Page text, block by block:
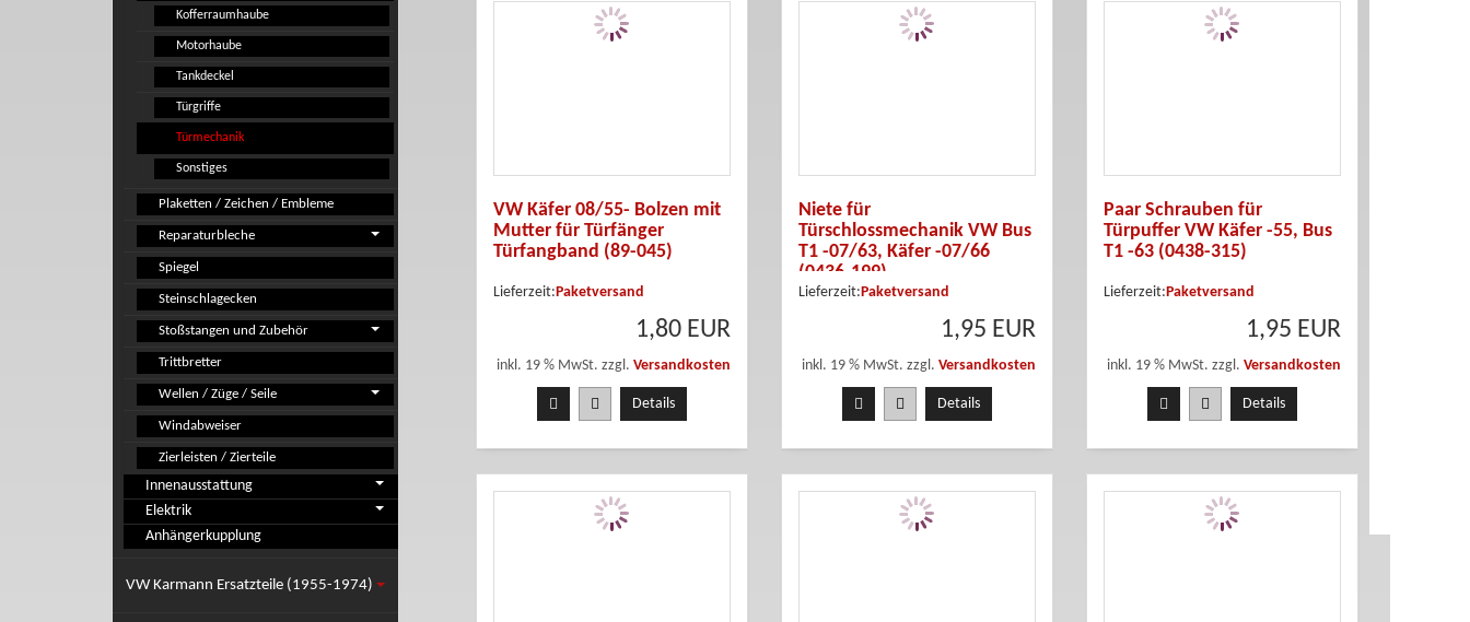
Kofferraumhaube
Motorhaube
Tankdeckel
Türgriffe
Türmechanik
Sonstiges
Plaketten / Zeichen / Embleme
Reparaturbleche
Spiegel
Steinschlagecken
Stoßstangen und Zubehör
Trittbretter
Wellen / Züge / Seile
Windabweiser
Zierleisten / Zierteile
Innenausstattung
Elektrik
Anhängerkupplung
VW Karmann Ersatzteile (1955-1974)
VW Käfer 08/55- Bolzen mit
Mutter für Türfänger
Türfangband (89-045)
Lieferzeit: Paketversand
1,80 EUR
inkl. 19 % MwSt. zzgl. Versandkosten
Details
Niete für
Türschlossmechanik VW Bus
T1 -07/63, Käfer -07/66
(0436-199)
Lieferzeit: Paketversand
1,95 EUR
inkl. 19 % MwSt. zzgl. Versandkosten
Details
Paar Schrauben für
Türpuffer VW Käfer -55, Bus
T1 -63 (0438-315)
Lieferzeit: Paketversand
1,95 EUR
inkl. 19 % MwSt. zzgl. Versandkosten
Details